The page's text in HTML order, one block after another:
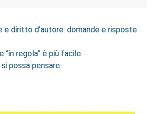
e diritto d’autore: domande e risposte
“in regola” è più facile
possa pensare